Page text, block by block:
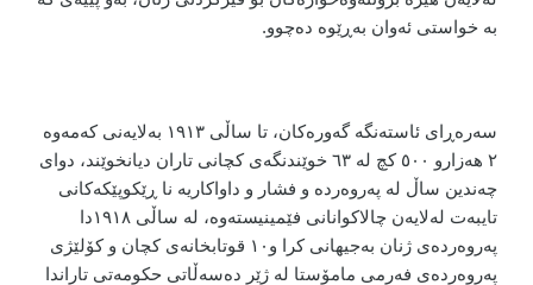
بە خواستی ئەوان بەڕێوە دەچوو.
سەرەڕای ئاستەنگە گەورەکان، تا ساڵی ١٩١٣ بەلایەنی کەمەوە
٢ هەزارو ٥٠٠ کچ لە ٦٣ خوێندنگەی کچانی تاران دیانخوێند، دوای
چەندین ساڵ لە پەروەردە و فشار و داواکاریە نا ڕێکوپێکەکانی
تایبەت لەلایەن چالاکوانانی فێمینیستەوە، لە ساڵی ١٩١٨دا
پەروەردەی ژنان بەجیهانی کرا و١٠ قوتابخانەی کچان و کۆلێژی
پەروەردەی فەرمی مامۆستا لە ژێر دەسەڵاتی حکومەتی تاراندا